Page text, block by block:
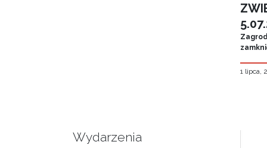
1 lipca,
Wydarzenia